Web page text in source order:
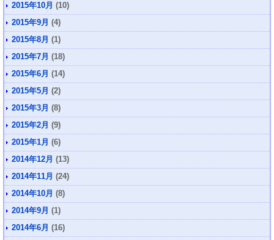
2015年10月 (10)
2015年9月 (4)
2015年8月 (1)
2015年7月 (18)
2015年6月 (14)
2015年5月 (2)
2015年3月 (8)
2015年2月 (9)
2015年1月 (6)
2014年12月 (13)
2014年11月 (24)
2014年10月 (8)
2014年9月 (1)
2014年6月 (16)